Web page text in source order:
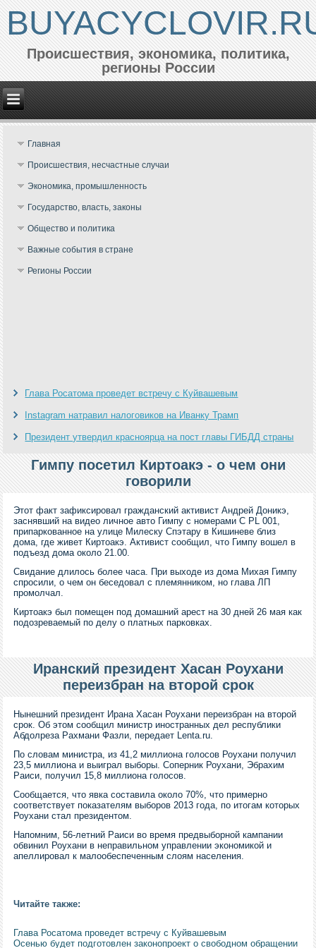
Происшествия, экономика, политика,
регионы России
Главная
Происшествия, несчастные случаи
Экономика, промышленность
Государство, власть, законы
Общество и политика
Важные события в стране
Регионы России
Глава Росатома проведет встречу с Куйвашевым
Instagram натравил налоговиков на Иванку Трамп
Президент утвердил красноярца на пост главы ГИБДД страны
Гимпу посетил Киртоакэ - о чем они
говорили
Этот факт зафиксировал гражданский активист Андрей Доникэ,
заснявший на видео личное авто Гимпу с номерами C PL 001,
припаркованное на улице Милеску Спэтару в Кишиневе близ
дома, где живет Киртоакэ. Активист сообщил, что Гимпу вошел в
подъезд дома около 21.00.
Свидание длилось более часа. При выходе из дома Михая Гимпу
спросили, о чем он беседовал с племянником, но глава ЛП
промолчал.
Киртоакэ был помещен под домашний арест на 30 дней 26 мая как
подозреваемый по делу о платных парковках.
Иранский президент Хасан Роухани
переизбран на второй срок
Нынешний президент Ирана Хасан Роухани переизбран на второй
срок. Об этом сообщил министр иностранных дел республики
Абдолреза Рахмани Фазли, передает Lenta.ru.
По словам министра, из 41,2 миллиона голосов Роухани получил
23,5 миллиона и выиграл выборы. Соперник Роухани, Эбрахим
Раиси, получил 15,8 миллиона голосов.
Сообщается, что явка составила около 70%, что примерно
соответствует показателям выборов 2013 года, по итогам которых
Роухани стал президентом.
Напомним, 56-летний Раиси во время предвыборной кампании
обвинил Роухани в неправильном управлении экономикой и
апеллировал к малообеспеченным слоям населения.
Читайте также:
Глава Росатома проведет встречу с Куйвашевым
Осенью будет подготовлен законопроект о свободном обращении